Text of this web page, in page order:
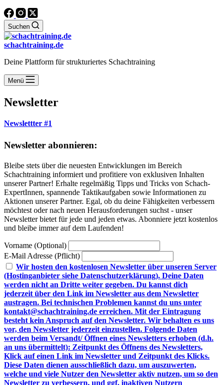
Suchen
schachtraining.de
Deine Plattform für strukturiertes Schachtraining
Menü
Newsletter
Newslettter #1
Newsletter abonnieren:
Bleibe stets über die neuesten Entwicklungen im Bereich
Schachtraining informiert und profitiere von exklusiven Inhalten
unserer Partner! Erhalte regelmäßig Tipps und Tricks von Schach-
ExpertInnen, spannende Taktikaufgaben sowie Informationen zu
Aktionen unserer Partner. Egal, ob du deine Fähigkeiten verbessern
möchtest oder nach neuen Herausforderungen suchst - unser
Newsletter bietet für jede und jeden etwas. Abonniere jetzt kostenlos
und bleibe immer auf dem Laufenden!
Vorname (Optional)
E-Mail Adresse (Pflicht)
Wir hosten den kostenlosen Newsletter über unseren Server
(Hostinganbieter siehe Datenschutzerklärung). Deine Daten
werden nicht an Dritte weiter gegeben. Du kannst dich
jederzeit über den Link im Newsletter aus dem Newsletter
austragen. Bei technischen Problemen kannst du uns unter
kontakt@schachtraining.de erreichen. Mit der Eintragung
besteht kein Anspruch auf den Newsletter. Wir behalten es uns
vor, den Newsletter jederzeit einzustellen. Folgende Daten
werden beim Versandt/ Öffnen eines Newsletters erhoben (d.h.
an uns übermittelt): Zeitpunkt des Öffnens des Newsletters,
Klick auf einen Link im Newsletter und Zeitpunkt des Klicks.
Diese Daten dienen ausschließlich dazu, um auszuwerten,
welche und viele Nutzer den Newsletter aktiv nutzen, um so den
Newsletter zu verbessern, und ggf. inaktiven Nutzern